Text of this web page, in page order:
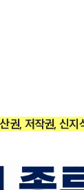
권, 저작권, 신지